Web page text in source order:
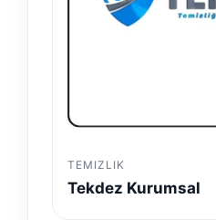
TEMIZLIK
Tekdez Kurumsal